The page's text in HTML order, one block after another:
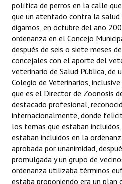
política de perros en la calle
que un atentado contra la salud
digamos, en octubre del año
ordenanza en el Concejo
después de seis o siete meses
concejales con el aporte del
veterinario de Salud Pública, de
Colegio de Veterinarios,
que es el Director de Zoonosis
destacado profesional,
internacionalmente, donde
los temas que estaban
estaban incluidos en la
aprobada por unanimidad,
promulgada y un grupo de
ordenanza utilizaba términos
estaba proponiendo era un plan